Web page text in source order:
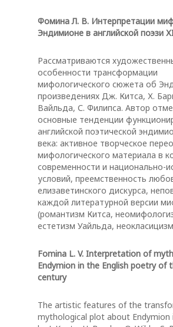
Фомина Л. В. Интерпретации
Эндимионе в английской поэзи
Рассматриваются
особенности трансформации
мифологического сюжета об
произведениях Дж. Китса, Х.
Вайльда, С. Филипса. Автор
основные тенденции
английской поэтической
века: активное творческое
мифологического материала в
современности и национально-
условий, преемственность
елизаветинского дискурса,
каждой литературной версии
(романтизм Китса,
естетизм Уайльда,
Fomina L. V. Interpretation of
Endymion in the English poetry of
century
Тhe artistic features of the
mythological plot about Endymion